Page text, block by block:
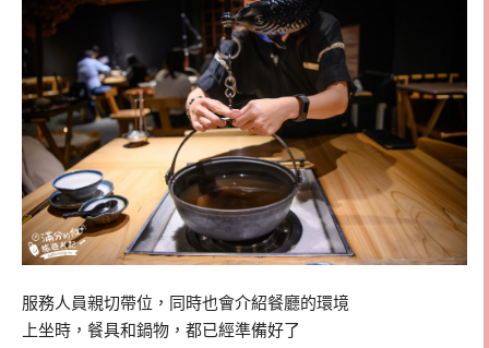
服務人員親切帶位，同時也會介紹餐廳的環境
上坐時，餐具和鍋物，都已經準備好了